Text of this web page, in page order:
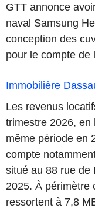
GTT annonce
naval Samsung
conception des
pour le compte de
Immobilière
Les revenus
trimestre 2026, en
même période en
compte
situé au 88 rue de
2025. À périmètre
ressortent à 7,8